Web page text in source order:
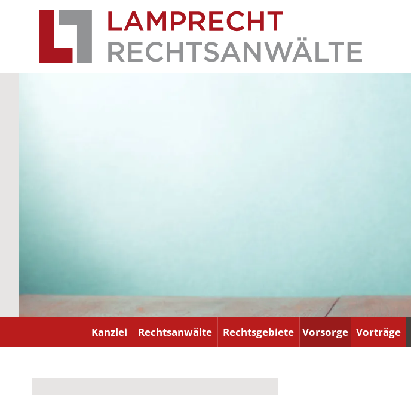
ZUM HAUPTINHALT SPRINGEN
Lamprecht Rechtsanwälte
Kanzlei Rechtsanwälte Rechtsgebiete Vorsorge Vorträge